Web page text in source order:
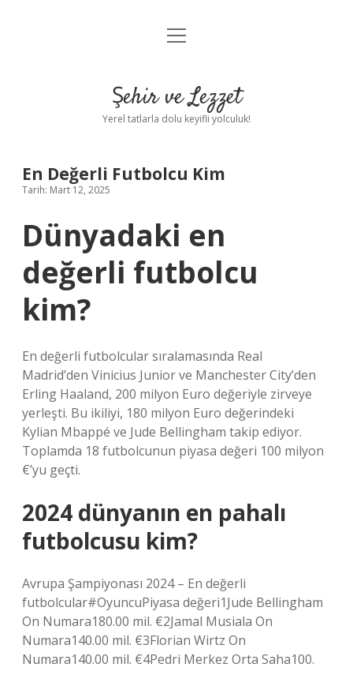
Anasayfa
Yasal Uyarı
menüyü
Şehir ve Lezzet
Yerel tatlarla dolu keyifli yolculuk!
En Değerli Futbolcu Kim
Tarih: Mart 12, 2025
Dünyadaki en
değerli futbolcu
kim?
En değerli futbolcular sıralamasında Real
Madrid’den Vinicius Junior ve Manchester City’den
Erling Haaland, 200 milyon Euro değeriyle zirveye
yerleşti. Bu ikiliyi, 180 milyon Euro değerindeki
Kylian Mbappé ve Jude Bellingham takip ediyor.
Toplamda 18 futbolcunun piyasa değeri 100 milyon
€’yu geçti.
2024 dünyanın en pahalı
futbolcusu kim?
Avrupa Şampiyonası 2024 – En değerli
futbolcular#OyuncuPiyasa değeri1Jude Bellingham
On Numara180.00 mil. €2Jamal Musiala On
Numara140.00 mil. €3Florian Wirtz On
Numara140.00 mil. €4Pedri Merkez Orta Saha100.